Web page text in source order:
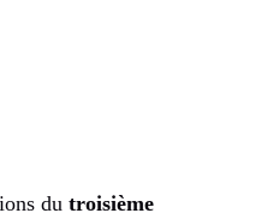
du troisième